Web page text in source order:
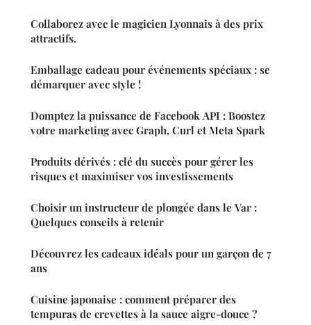
Collaborez avec le magicien Lyonnais à des prix
attractifs.
Emballage cadeau pour événements spéciaux : se
démarquer avec style !
Domptez la puissance de Facebook API : Boostez
votre marketing avec Graph, Curl et Meta Spark
Produits dérivés : clé du succès pour gérer les
risques et maximiser vos investissements
Choisir un instructeur de plongée dans le Var :
Quelques conseils à retenir
Découvrez les cadeaux idéals pour un garçon de 7
ans
Cuisine japonaise : comment préparer des
tempuras de crevettes à la sauce aigre-douce ?